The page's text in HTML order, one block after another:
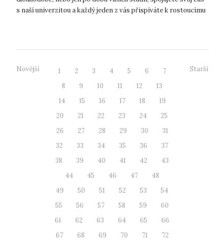
s naší univerzitou a každý jeden z vás přispíváte k rostoucímu
Novější 1 2 3 4 5 6
7
8
9 10 11 12
13
14
15 16 17 18
19
20
21 22 23 24
25
26
27 28 29 30
31
32
33 34 35 36
37
38
39 40 41 42
43
44
45 46 47
48
49
50 51 52 53
54
55
56 57 58 59
60
61
62 63 64 65
66
67
68 69 70 71
72
Starší